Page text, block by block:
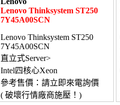
Lenovo Thinksystem ST250
7Y45A00SCN
Lenovo Thinksystem ST250
7Y45A00SCN
直立式Server>
Intel四核心Xeon
參考售價：請立即來電詢價
( 破壞行情廠商施壓！)